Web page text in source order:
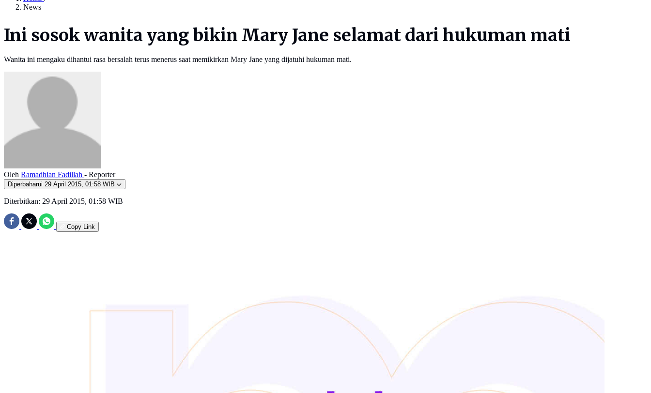
News
Ini sosok wanita yang bikin Mary Jane selamat dari hukuman mati
Wanita ini mengaku dihantui rasa bersalah terus menerus saat memikirkan Mary Jane yang dijatuhi hukuman mati.
Oleh Ramadhian Fadillah - Reporter
Diperbaharui 29 April 2015, 01:58 WIB
Diterbitkan: 29 April 2015, 01:58 WIB
Copy Link